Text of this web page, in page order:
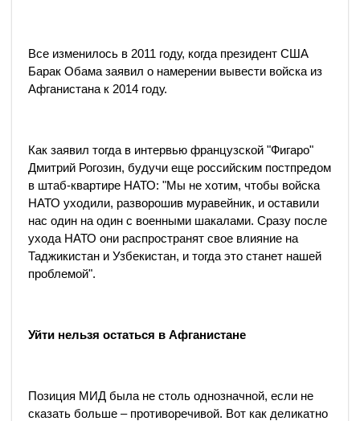
Все изменилось в 2011 году, когда президент США
Барак Обама заявил о намерении вывести войска из
Афганистана к 2014 году.
Как заявил тогда в интервью французской "Фигаро"
Дмитрий Рогозин, будучи еще российским постпредом
в штаб-квартире НАТО: "Мы не хотим, чтобы войска
НАТО уходили, разворошив муравейник, и оставили
нас один на один с военными шакалами. Сразу после
ухода НАТО они распространят свое влияние на
Таджикистан и Узбекистан, и тогда это станет нашей
проблемой".
Уйти нельзя остаться в Афганистане
Позиция МИД была не столь однозначной, если не
сказать больше – противоречивой. Вот как деликатно